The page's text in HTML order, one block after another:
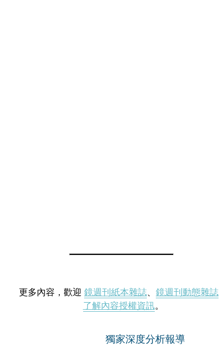
更多內容，歡迎 鏡週刊紙本雜誌、 鏡週刊動態雜誌
了解內容授權資訊。
獨家深度分析報導